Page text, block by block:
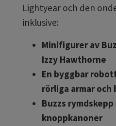
Lightyear och den
inklusive:
Minifigurer av
Izzy Hawthorne
En byggbar
rörliga armar och
Buzzs rymdskepp
knoppkanoner